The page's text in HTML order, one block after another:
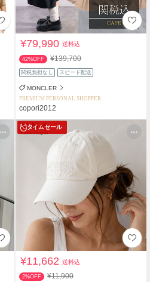
¥79,990送料込
42%OFF ¥139,700
関税負担なし スピード配送
MONCLER
PREMIUM PERSONAL SHOPPER
copori2012
タイムセール
¥11,662送料込
2%OFF ¥11,900